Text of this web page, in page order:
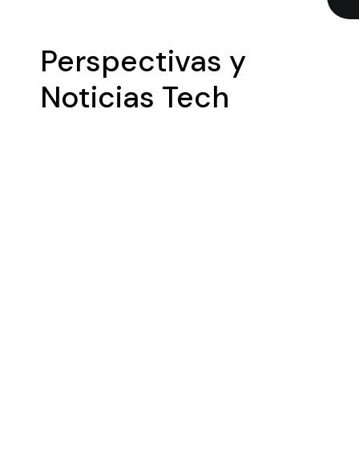
Perspectivas y
Noticias Tech